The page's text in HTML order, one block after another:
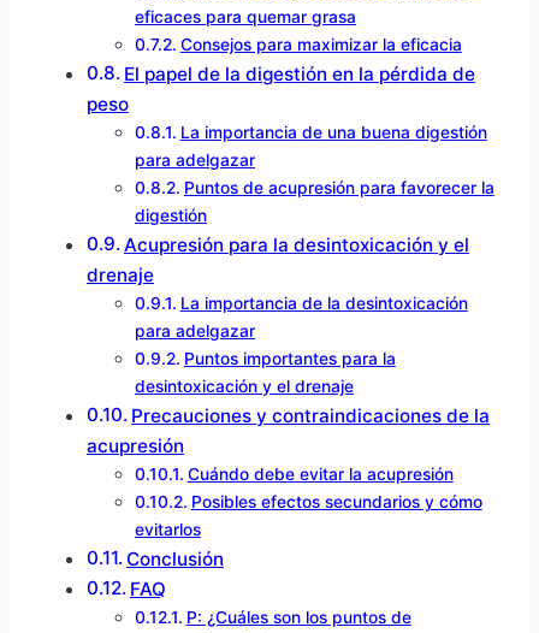
eficaces para quemar grasa
Consejos para maximizar la eficacia
El papel de la digestión en la pérdida de
peso
La importancia de una buena digestión
para adelgazar
Puntos de acupresión para favorecer la
digestión
Acupresión para la desintoxicación y el
drenaje
La importancia de la desintoxicación
para adelgazar
Puntos importantes para la
desintoxicación y el drenaje
Precauciones y contraindicaciones de la
acupresión
Cuándo debe evitar la acupresión
Posibles efectos secundarios y cómo
evitarlos
Conclusión
FAQ
P: ¿Cuáles son los puntos de